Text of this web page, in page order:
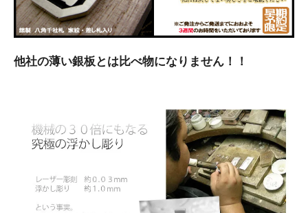
他社の薄い銀板とは比べ物になりません！！